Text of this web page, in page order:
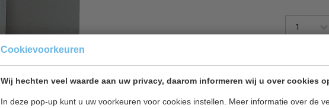
Cookievoorkeuren
Wij hechten veel waarde aan uw privacy, daarom informeren wij u over cookies
In deze pop-up kunt u uw voorkeuren voor cookies instellen. Meer informatie over de
Terug